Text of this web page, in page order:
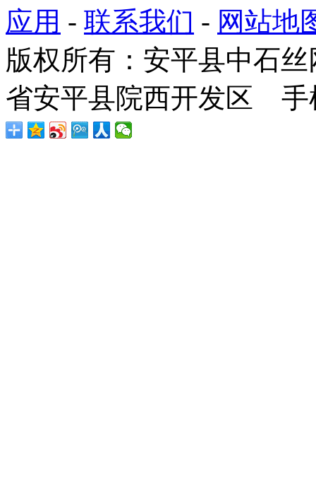
应用 - 联系我们 - 网站地
版权所有：安平县中石
省安平县院西开发区 手